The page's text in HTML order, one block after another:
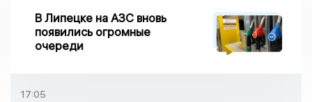
В Липецке на АЗС вновь
появились огромные
очереди
17:05